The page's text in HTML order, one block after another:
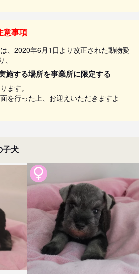
意事項
、2020年6月1日より改正された動物愛
施する場所を事業所に限定する
ます。
を行った上、お迎えいただきますよ
子犬